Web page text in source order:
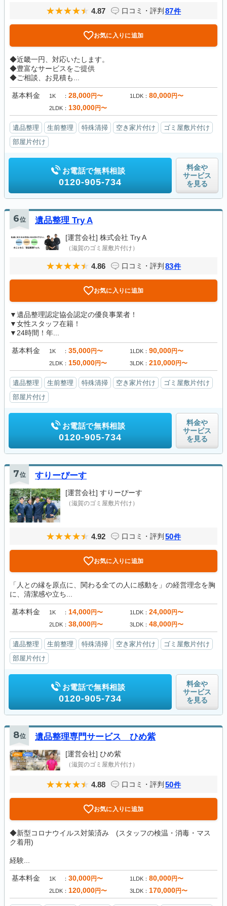
4.87 口コミ・評判 87件
お気に入りに追加
◆近畿一円、対応いたします。
◆豊富なサービスをご提供
◆ご相談、お見積も...
基本料金 1K 28,000円〜 1LDK 80,000円〜
2LDK 130,000円〜
遺品整理 生前整理 特殊清掃 空き家片付け
ゴミ屋敷片付け
部屋片付け
お電話で無料相談
0120-905-734
料金や
サービス
を見る
6位 遺品整理 Try A
[運営会社] 株式会社 Try A
（滋賀のゴミ屋敷片付け）
4.86 口コミ・評判 83件
お気に入りに追加
▼遺品整理認定協会認定の優良事業者！
▼女性スタッフ在籍！
▼24時間！年...
基本料金 1K 35,000円〜 1LDK 90,000円〜
2LDK 150,000円〜 3LDK 210,000円〜
遺品整理 生前整理 特殊清掃 空き家片付け
ゴミ屋敷片付け
部屋片付け
お電話で無料相談
0120-905-734
料金や
サービス
を見る
7位 すりーぴーす
[運営会社] すりーぴーす
（滋賀のゴミ屋敷片付け）
4.92 口コミ・評判 50件
お気に入りに追加
「人との縁を原点に、関わる全ての人に感動を」の経営理念を胸
に、清潔感や立ち...
基本料金 1K 14,000円〜 1LDK 24,000円〜
2LDK 38,000円〜 3LDK 48,000円〜
遺品整理 生前整理 特殊清掃 空き家片付け
ゴミ屋敷片付け
部屋片付け
お電話で無料相談
0120-905-734
料金や
サービス
を見る
8位 遺品整理専門サービス ひめ紫
[運営会社] ひめ紫
（滋賀のゴミ屋敷片付け）
4.88 口コミ・評判 50件
お気に入りに追加
◆新型コロナウイルス対策済み (スタッフの検温・消毒・マス
ク着用)
経験...
基本料金 1K 30,000円〜 1LDK 80,000円〜
2LDK 120,000円〜 3LDK 170,000円〜